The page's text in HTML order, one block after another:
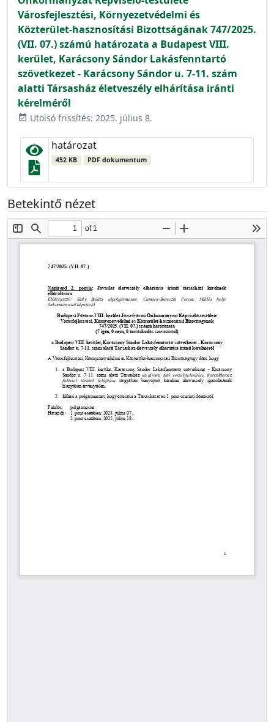
Városfejlesztési, Környezetvédelmi és
Közterület-hasznosítási Bizottságának 747/2025.
(VII. 07.) számú határozata a Budapest VIII.
kerület, Karácsony Sándor Lakásfenntartó
szövetkezet - Karácsony Sándor u. 7-11. szám
alatti Társasház életveszély elhárítása iránti
kérelméről
event_available Utolsó frissítés: 2025. július 8.
határozat
452 KB PDF dokumentum
Betekintő nézet